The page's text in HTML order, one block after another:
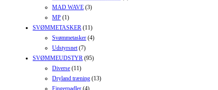
MAD WAVE (3)
MP (1)
SVØMMETASKER (11)
Svømmetasker (4)
Udstyrsnet (7)
SVØMMEUDSTYR (95)
Diverse (11)
Dryland træning (13)
Fingerpadler (4)